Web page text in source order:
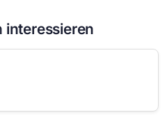
interessieren